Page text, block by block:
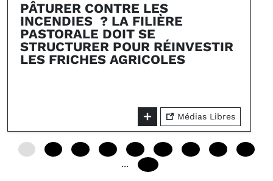
PÂTURER CONTRE LES
INCENDIES ? LA FILIÈRE
PASTORALE DOIT SE
STRUCTURER POUR RÉINVESTIR
LES FRICHES AGRICOLES
Médias Libres
...